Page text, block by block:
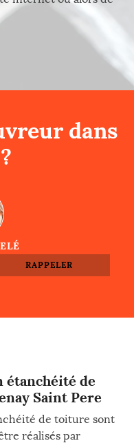
dans
étanchéité de
Saint Pere
de toiture sont
réalisés par